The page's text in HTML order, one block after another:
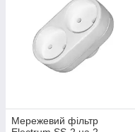
Мережевий фільтр